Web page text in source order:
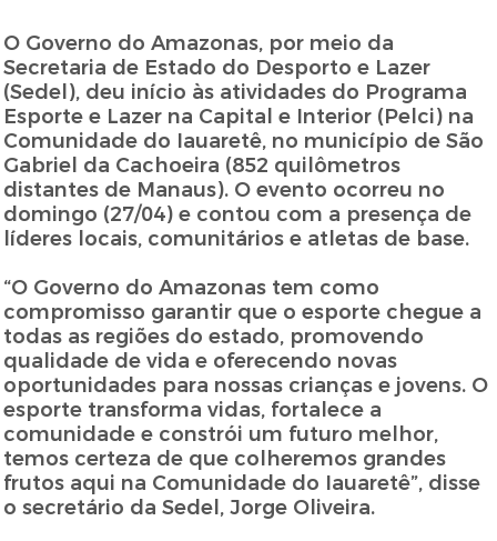
O Governo do Amazonas, por meio da
Secretaria de Estado do Desporto e Lazer
(Sedel), deu início às atividades do Programa
Esporte e Lazer na Capital e Interior (Pelci) na
Comunidade do Iauaretê, no município de São
Gabriel da Cachoeira (852 quilômetros
distantes de Manaus). O evento ocorreu no
domingo (27/04) e contou com a presença de
líderes locais, comunitários e atletas de base.
“O Governo do Amazonas tem como
compromisso garantir que o esporte chegue a
todas as regiões do estado, promovendo
qualidade de vida e oferecendo novas
oportunidades para nossas crianças e jovens. O
esporte transforma vidas, fortalece a
comunidade e constrói um futuro melhor,
temos certeza de que colheremos grandes
frutos aqui na Comunidade do Iauaretê”, disse
o secretário da Sedel, Jorge Oliveira.